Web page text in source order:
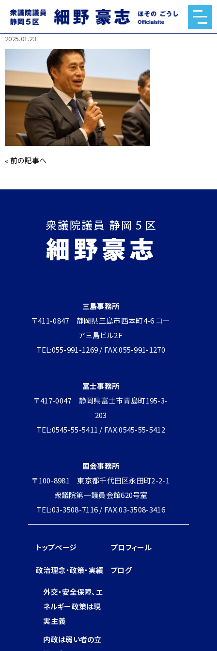
474648009_1002284878380472_74062795789215
15883_n.jpg
2025.01.23
«前の記事へ
三島事務所
〒411-0847 静岡県三島市西本町4-6 コー
ア三島ビル2Ｆ
TEL:055-991-1269 / FAX:055-991-1270
富士事務所
〒417-0047 静岡県富士市青島町195-3-
203
TEL:0545-55-5411 / FAX:0545-55-5412
国会事務所
〒100-8981 東京都千代田区永田町2-2-1
衆議院第一議員会館620号室
TEL:03-3508-7116 / FAX:03-3508-3416
トップページ プロフィール
政治理念・政策・実績
外交・安全保障、エ
ネルギー政策は現
実主義
内政は弱い者の立
ブログ